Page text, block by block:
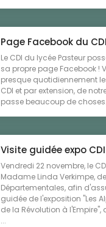
Page Facebook du CDI
Le CDI du lycée Pasteur
sa propre page Facebook !
presque quotidiennement
CDI et par extension, de
passe beaucoup de
Visite guidée expo CDI
Vendredi 22 novembre, le
Madame Linda Verkimpe,
Départementales, afin
guidée de l'exposition "Les
de la Révolution à
...